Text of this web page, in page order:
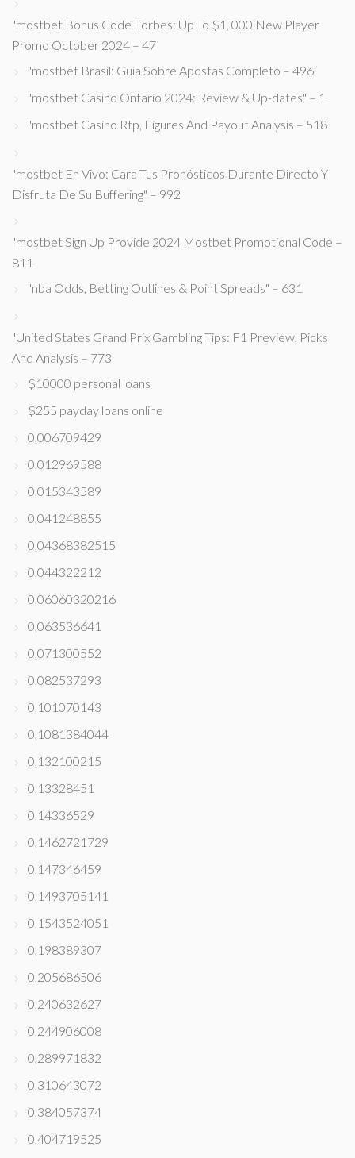
"mostbet Bonus Code Forbes: Up To $1, 000 New Player
Promo October 2024 – 47
"mostbet Brasil: Guia Sobre Apostas Completo – 496
"mostbet Casino Ontario 2024: Review & Up-dates" – 1
"mostbet Casino Rtp, Figures And Payout Analysis – 518
"mostbet En Vivo: Cara Tus Pronósticos Durante Directo Y
Disfruta De Su Buffering" – 992
"mostbet Sign Up Provide 2024 Mostbet Promotional Code –
811
"nba Odds, Betting Outlines & Point Spreads" – 631
"United States Grand Prix Gambling Tips: F1 Preview, Picks
And Analysis – 773
$10000 personal loans
$255 payday loans online
0,006709429
0,012969588
0,015343589
0,041248855
0,04368382515
0,044322212
0,06060320216
0,063536641
0,071300552
0,082537293
0,101070143
0,1081384044
0,132100215
0,13328451
0,14336529
0,1462721729
0,147346459
0,1493705141
0,1543524051
0,198389307
0,205686506
0,240632627
0,244906008
0,289971832
0,310643072
0,384057374
0,404719525